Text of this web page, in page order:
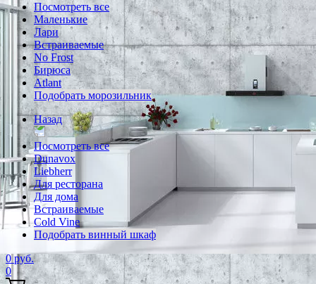
Посмотреть все
Маленькие
Лари
Встраиваемые
No Frost
Бирюса
Atlant
Подобрать морозильник
Назад
Посмотреть все
Dunavox
Liebherr
Для ресторана
Для дома
Встраиваемые
Cold Vine
Подобрать винный шкаф
0 руб.
0